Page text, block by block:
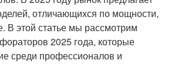
отличающихся по мощности,
В этой статье мы рассмотрим
2025 года, которые
среди профессионалов и